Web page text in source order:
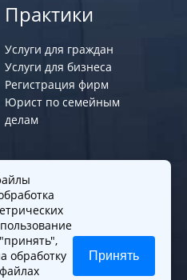
Практики
Услуги для граждан
Услуги для бизнеса
Регистрация фирм
Юрист по семейным
делам
обработку
Принять